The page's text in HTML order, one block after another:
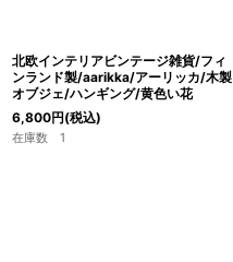
北欧インテリアビンテージ雑貨/フィ
ンランド製/aarikka/アーリッカ/木製
オブジェ/ハンギング/黄色い花
6,800円(税込)
在庫数 1